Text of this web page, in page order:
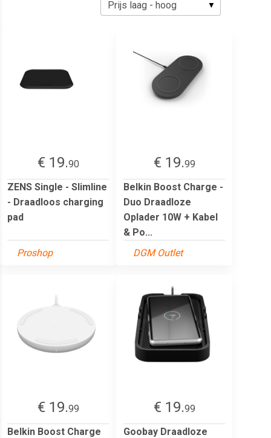
€ 19.90
ZENS Single - Slimline
- Draadloos charging
pad
Proshop
€ 19.99
Belkin Boost Charge -
Duo Draadloze
Oplader 10W + Kabel
& Po...
DGM Outlet
€ 19.99
Belkin Boost Charge
€ 19.99
Goobay Draadloze